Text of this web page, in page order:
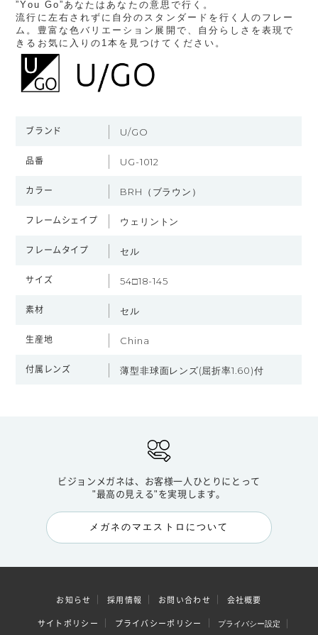
”You Go”あなたはあなたの意思で行く。
流行に左右されずに自分のスタンダードを行く人のフレー
ム。豊富な色バリエーション展開で、自分らしさを表現で
きるお気に入りの1本を見つけてください。
ブランド U/GO
品番 UG-1012
カラー BRH（ブラウン）
フレームシェイプ ウェリントン
フレームタイプ セル
サイズ 54□18-145
素材 セル
生産地 China
付属レンズ 薄型非球面レンズ(屈折率1.60)付
ビジョンメガネは、お客様一人ひとりにとって
"最高の見える"を実現します。
メガネのマエストロについて
お知らせ 採用情報 お問い合わせ 会社概要
サイトポリシー プライバシーポリシー プライバシー設定